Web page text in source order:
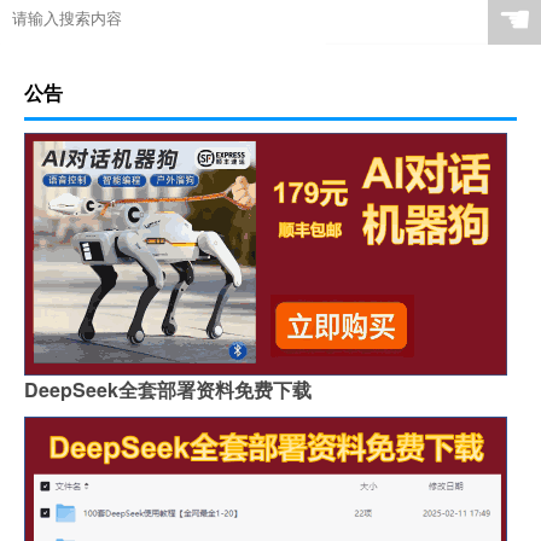
☚
公告
DeepSeek全套部署资料免费下载